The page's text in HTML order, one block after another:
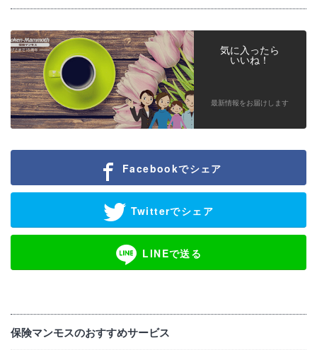
気に入ったら
いいね！
最新情報をお届けします
Facebookでシェア
Twitterでシェア
LINEで送る
保険マンモスのおすすめサービス